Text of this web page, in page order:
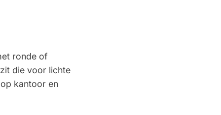
ronde of
die voor lichte
kantoor en